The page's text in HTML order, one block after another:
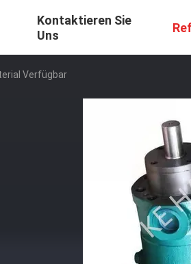
Kontaktieren Sie
Uns
Verfügbar